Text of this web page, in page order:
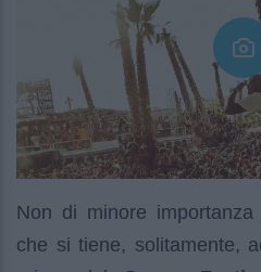
Non di minore
che si tiene, solitamente,